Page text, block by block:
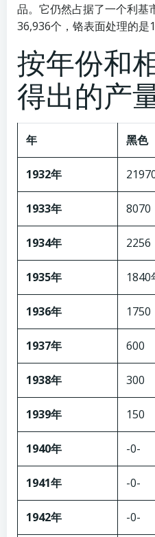
品。它仍然占据了一个利基
36,936个，铬表面处理的是
按年份和
得出的产
年 黑色
1932年
1933年 8070
1934年 2256
1935年 1840
1936年 1750
1937年 600
1938年 300
1939年 150
1940年 -0-
1941年 -0-
1942年 -0-